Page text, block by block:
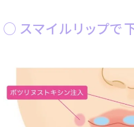
スマイルリップで